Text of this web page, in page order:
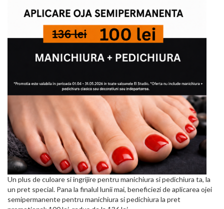
Un plus de culoare si ingrijire pentru manichiura si pedichiura ta, la
un pret special. Pana la finalul lunii mai, beneficiezi de aplicarea ojei
semipermanente pentru manichiura si pedichiura la pret